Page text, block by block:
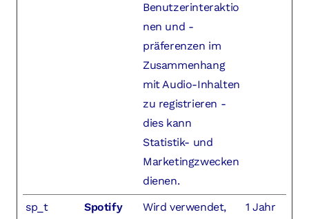
Benutzerinteraktio
nen und -
präferenzen im
Zusammenhang
mit Audio-Inhalten
zu registrieren -
dies kann
Statistik- und
Marketingzwecken
dienen.
sp_t Spotify
Wird verwendet,
1 Jahr